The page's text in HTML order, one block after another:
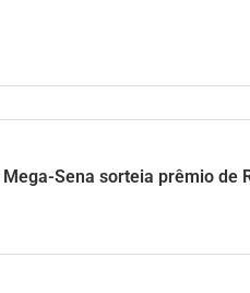
Mega-Sena sorteia prêmio de